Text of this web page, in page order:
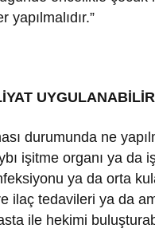
UYGULANABİLİR
durumunda ne
işitme organı ya
ya da orta
ilaç tedavileri ya da
ile hekimi